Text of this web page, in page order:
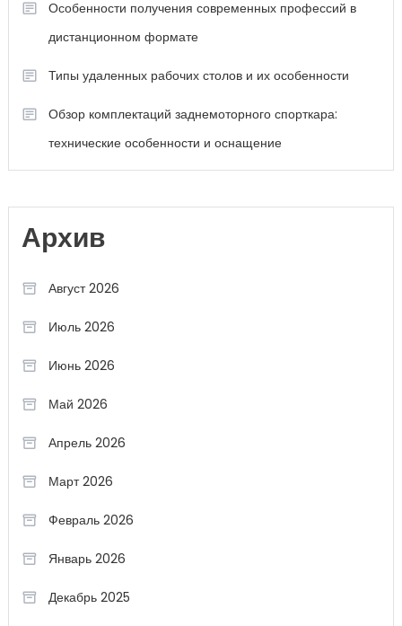
Особенности получения современных профессий в
дистанционном формате
Типы удаленных рабочих столов и их особенности
Обзор комплектаций заднемоторного спорткара:
технические особенности и оснащение
Архив
Август 2026
Июль 2026
Июнь 2026
Май 2026
Апрель 2026
Март 2026
Февраль 2026
Январь 2026
Декабрь 2025